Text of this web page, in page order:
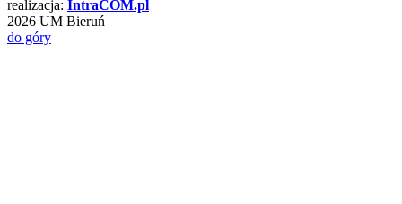
realizacja: IntraCOM.pl
2026 UM Bieruń
do góry